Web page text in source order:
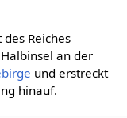
Reiches
an der
und erstreckt
hinauf.